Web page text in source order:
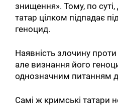
знищення». Тому, по
татар цілком підпадає
геноцид.
Наявність злочину
але визнання його
однозначним питанням
Самі ж кримські татари